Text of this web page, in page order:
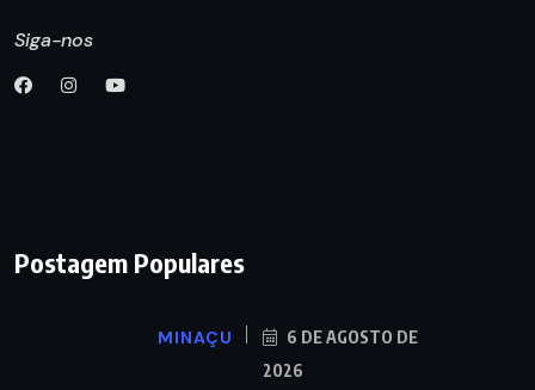
Siga-nos
Postagem Populares
MINAÇU
6 DE AGOSTO DE
2026